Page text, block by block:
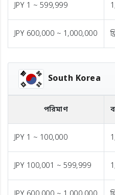
JPY 1 ~ 599,999
JPY 600,000 ~ 1,000,000
South Korea
পরিমাণ
JPY 1 ~ 100,000
JPY 100,001 ~ 599,999